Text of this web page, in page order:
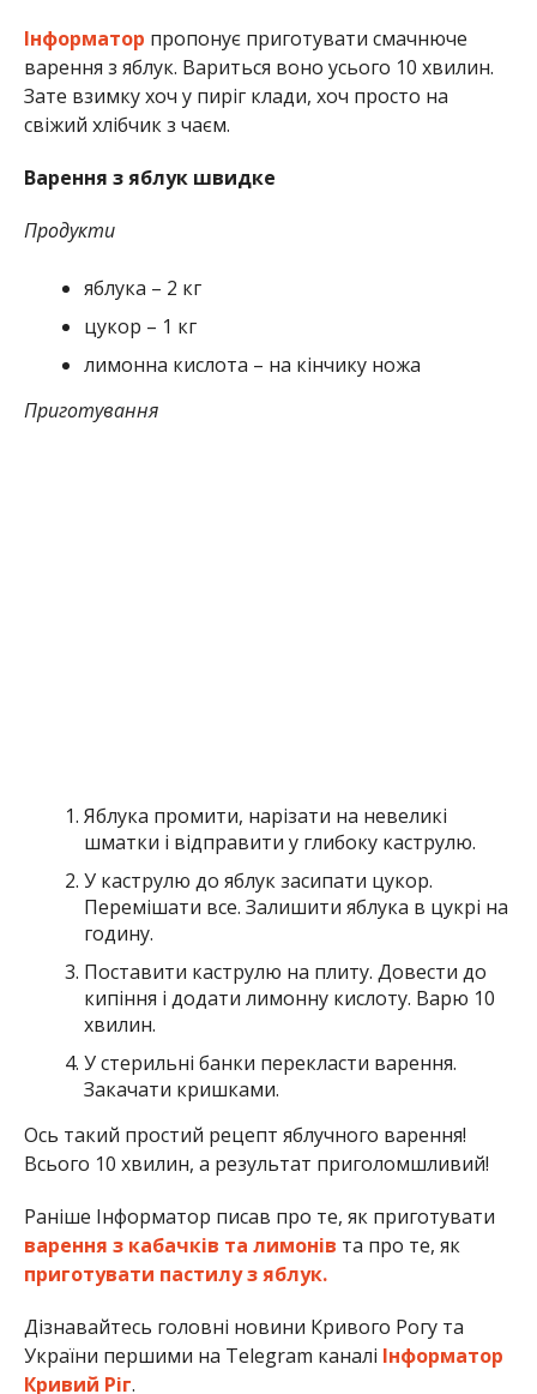
Інформатор пропонує приготувати смачнюче
варення з яблук. Вариться воно усього 10 хвилин.
Зате взимку хоч у пиріг клади, хоч просто на
свіжий хлібчик з чаєм.
Варення з яблук швидке
Продукти
яблука – 2 кг
цукор – 1 кг
лимонна кислота – на кінчику ножа
Приготування
Яблука промити, нарізати на невеликі
шматки і відправити у глибоку каструлю.
У каструлю до яблук засипати цукор.
Перемішати все. Залишити яблука в цукрі на
годину.
Поставити каструлю на плиту. Довести до
кипіння і додати лимонну кислоту. Варю 10
хвилин.
У стерильні банки перекласти варення.
Закачати кришками.
Ось такий простий рецепт яблучного варення!
Всього 10 хвилин, а результат приголомшливий!
Раніше Інформатор писав про те, як приготувати
варення з кабачків та лимонів та про те, як
приготувати пастилу з яблук.
Дізнавайтесь головні новини Кривого Рогу та
України першими на Telegram каналі Інформатор
Кривий Ріг.